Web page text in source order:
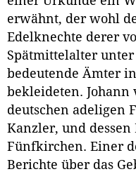
erwähnt, der wohl
Edelknechte derer
Spätmittelalter
bedeutende Ämter
bekleideten. Johann
deutschen adeligen
Kanzler, und dessen
Fünfkirchen. Einer
Berichte über das